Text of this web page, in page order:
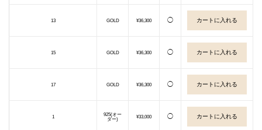
13 GOLD ¥36,300 ◯
15 GOLD ¥36,300 ◯
17 GOLD ¥36,300 ◯
1
925(オー
ダー)
¥33,000 ◯